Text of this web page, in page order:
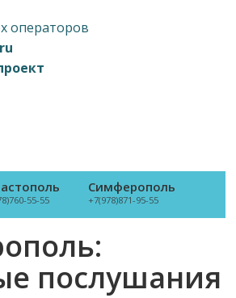
операторов
55-55
Симферополь
+7(978)871-95-55
послушания